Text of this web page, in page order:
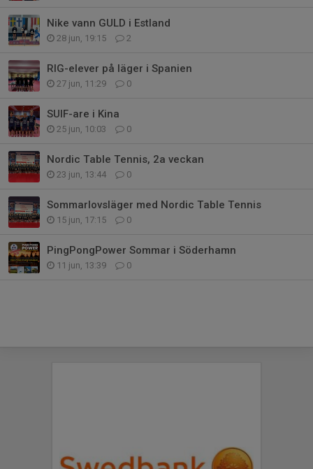
Nike vann GULD i Estland
28 jun, 19:15 2
RIG-elever på läger i Spanien
27 jun, 11:29 0
SUIF-are i Kina
25 jun, 10:03 0
Nordic Table Tennis, 2a veckan
23 jun, 13:44 0
Sommarlovsläger med Nordic Table Tennis
15 jun, 17:15 0
PingPongPower Sommar i Söderhamn
11 jun, 13:39 0